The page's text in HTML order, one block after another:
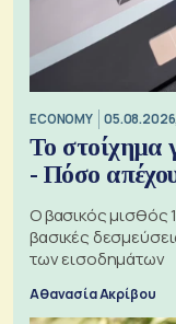
ECONOMY
Το στοίχημα
- Πόσο
Ο βασικός μισθός
βασικές
των εισοδημάτων
Αθανασία Ακρίβου